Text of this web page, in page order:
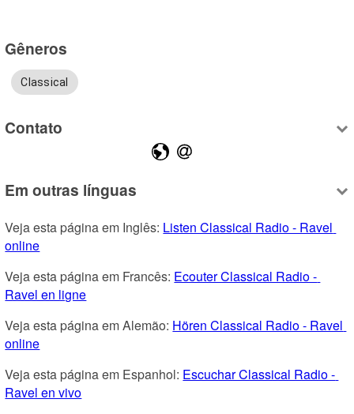
Gêneros
Classical
Contato
Em outras línguas
Veja esta página em Inglês: Listen Classical Radio - Ravel
online
Veja esta página em Francês: Ecouter Classical Radio -
Ravel en ligne
Veja esta página em Alemão: Hören Classical Radio - Ravel
online
Veja esta página em Espanhol: Escuchar Classical Radio -
Ravel en vivo